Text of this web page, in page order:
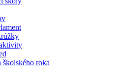
školského roka